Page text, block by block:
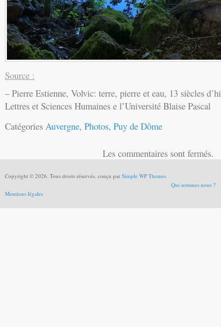
Source :
– Pierre Estienne, Volvic: terre, pierre et eau, 13 siècles
Lettres et Sciences Humaines e l’Université Blaise Pascal
Catégories Auvergne, Photos, Puy de Dôme
Les commentaires sont fermés.
Copyright © 2026. Tous droits réservés. conçu par Simple WP Themes
Qui sommes nous ?
Mentions légales